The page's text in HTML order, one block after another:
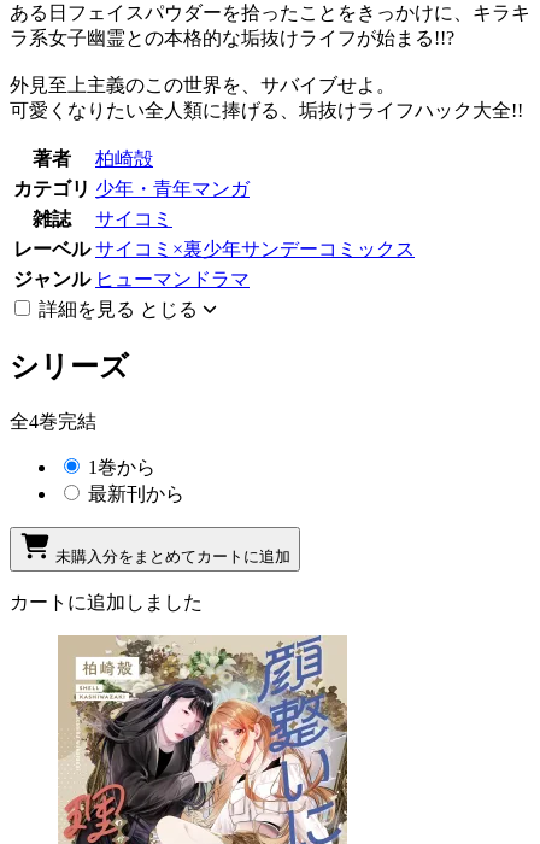
ある日フェイスパウダーを拾ったことをきっかけに、キラキ
ラ系女子幽霊との本格的な垢抜けライフが始まる!!?
外見至上主義のこの世界を、サバイブせよ。
可愛くなりたい全人類に捧げる、垢抜けライフハック大全!!
著者
柏崎殻
カテゴリ 少年・青年マンガ
雑誌
サイコミ
レーベル サイコミ×裏少年サンデーコミックス
ジャンル ヒューマンドラマ
詳細を見る とじる
シリーズ
全4巻完結
1巻から
最新刊から
未購入分をまとめてカートに追加
カートに追加しました